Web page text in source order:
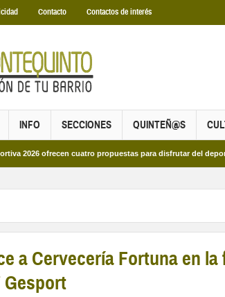
Contacto Contactos de interés
INFO SECCIONES QUINTEÑ@S
ofrecen cuatro propuestas para disfrutar del deporte este
a Cervecería Fortuna en la
Gesport